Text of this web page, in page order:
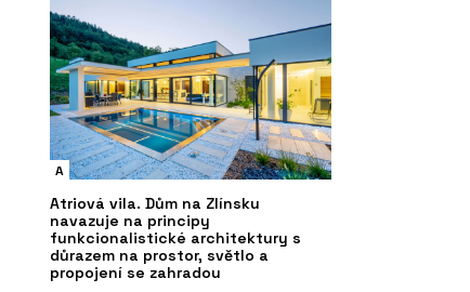
A
Atriová vila. Dům na Zlínsku
navazuje na principy
funkcionalistické architektury s
důrazem na prostor, světlo a
propojení se zahradou